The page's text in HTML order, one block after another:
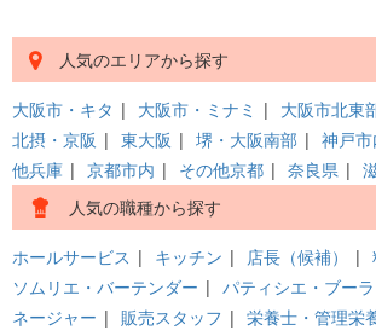
人気のエリアから探す
大阪市・キタ | 大阪市・ミナミ | 大阪市北東
北摂・京阪 | 東大阪 | 堺・大阪南部 | 神戸市
他兵庫 | 京都市内 | その他京都 | 奈良県 |
人気の職種から探す
ホールサービス | キッチン | 店長（候補） |
ソムリエ・バーテンダー | パティシエ・ブー
ネージャー | 販売スタッフ | 栄養士・管理栄